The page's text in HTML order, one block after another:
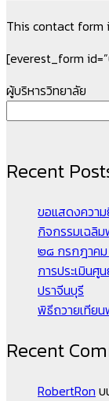
This contact form
[everest_form
ผู้บริหารวิทยาลัย
Recent
ขอแสดงควา
กิจกรรมเฉลิม
๒๘ กรกฎาค
การประเมินศู
ปราจีนบุรี
พิธีถวายเทียน
Recent
RobertRon บ